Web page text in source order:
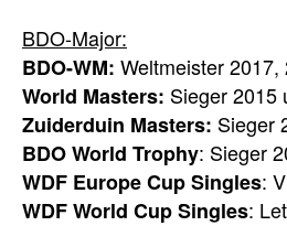
BDO-Major:
BDO-WM: Weltmeister
World Masters: Sieger 2015
Zuiderduin Masters: Sieger
BDO World Trophy: Sieger
WDF Europe Cup Singles:
WDF World Cup Singles: